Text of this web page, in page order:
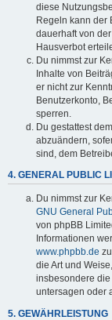
diese
Regeln kann der
dauerhaft von
Hausverbot
Du nimmst zur
Inhalte von
er nicht zur
Benutzerkonto,
sperren.
Du gestattest
abzuändern,
sind, dem
4. GENERAL PUBLIC
Du nimmst zur
GNU General
von phpBB
Informationen
www.phpbb.de
die Art und
insbesondere die
untersagen oder
5. GEWÄHRLEISTUNG